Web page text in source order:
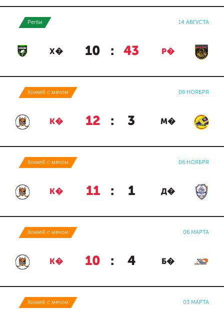
Регби 14 АВГУСТА
Х� 10 : 43 Р�
Хоккей с мячом 09 НОЯБРЯ
К� 12 : 3 М�
Хоккей с мячом 06 НОЯБРЯ
К� 11 : 1 Д�
Хоккей с мячом 06 МАРТА
К� 10 : 4 Б�
Хоккей с мячом 03 МАРТА